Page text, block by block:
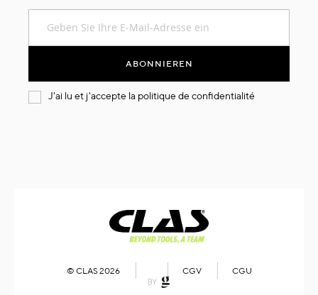
sich
an:
ABONNIEREN
J'ai lu et j'accepte la politique de confidentialité
© CLAS 2026 CGV CGU